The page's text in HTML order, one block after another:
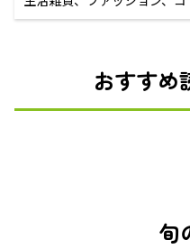
えるECサイト
おすすめ
旬